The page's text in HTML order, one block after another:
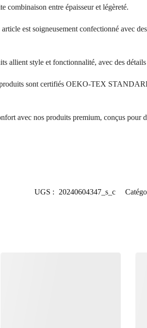
combinaison entre épaisseur et légèreté.
est soigneusement confectionné avec
allient style et fonctionnalité, avec des
sont certifiés OEKO-TEX
avec nos produits premium, conçus pour
UGS : 20240604347_s_c